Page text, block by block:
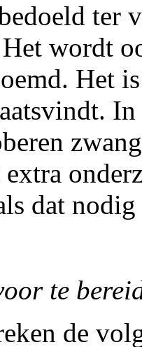
ter
wordt
Het
dat
te
de